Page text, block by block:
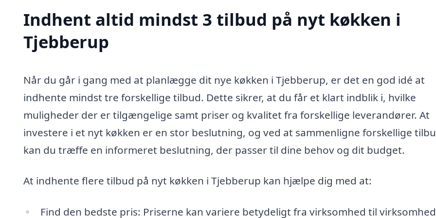
Indhent altid mindst 3 tilbud på nyt køkken i
Tjebberup
Når du går i gang med at planlægge dit nye køkken i Tjebberup, er det en god idé at
indhente mindst tre forskellige tilbud. Dette sikrer, at du får et klart indblik i, hvilke
muligheder der er tilgængelige samt priser og kvalitet fra forskellige leverandører. At
investere i et nyt køkken er en stor beslutning, og ved at sammenligne forskellige
kan du træffe en informeret beslutning, der passer til dine behov og dit budget.
At indhente flere tilbud på nyt køkken i Tjebberup kan hjælpe dig med at:
Find den bedste pris: Priserne kan variere betydeligt fra virksomhed til